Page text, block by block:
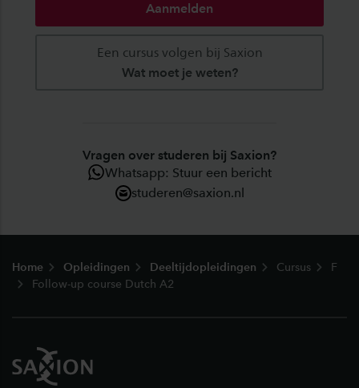
Aanmelden
Een cursus volgen bij Saxion
Wat moet je weten?
Vragen over studeren bij Saxion?
Whatsapp: Stuur een bericht
studeren@saxion.nl
Home Opleidingen Deeltijdopleidingen Cursus
F
Follow-up course Dutch A2